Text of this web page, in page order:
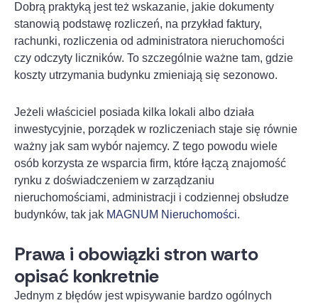
Dobrą praktyką jest też wskazanie, jakie dokumenty
stanowią podstawę rozliczeń, na przykład faktury,
rachunki, rozliczenia od administratora nieruchomości
czy odczyty liczników. To szczególnie ważne tam, gdzie
koszty utrzymania budynku zmieniają się sezonowo.
Jeżeli właściciel posiada kilka lokali albo działa
inwestycyjnie, porządek w rozliczeniach staje się równie
ważny jak sam wybór najemcy. Z tego powodu wiele
osób korzysta ze wsparcia firm, które łączą znajomość
rynku z doświadczeniem w zarządzaniu
nieruchomościami, administracji i codziennej obsłudze
budynków, tak jak MAGNUM Nieruchomości.
Prawa i obowiązki stron warto
opisać konkretnie
Jednym z błędów jest wpisywanie bardzo ogólnych